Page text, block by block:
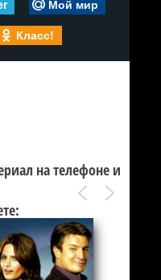
Мой мир
Класс!
на телефоне и